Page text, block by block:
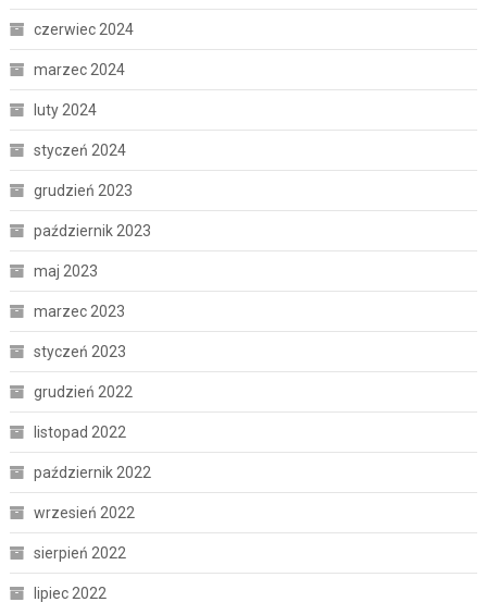
czerwiec 2024
marzec 2024
luty 2024
styczeń 2024
grudzień 2023
październik 2023
maj 2023
marzec 2023
styczeń 2023
grudzień 2022
listopad 2022
październik 2022
wrzesień 2022
sierpień 2022
lipiec 2022